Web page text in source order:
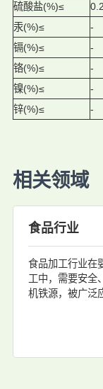
硫酸盐(%)≤
汞(%)≤
-
镉(%)≤
-
铬(%)≤
-
镍(%)≤
-
锌(%)≤
-
相关领域
食品行业
食品加工行业在
工中，需要安全
机铁源，被广泛